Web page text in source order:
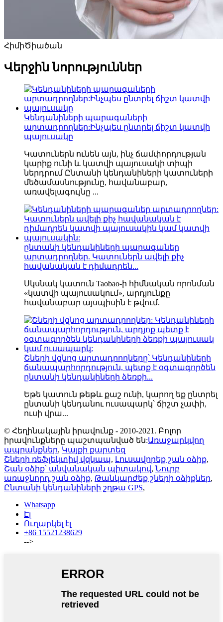
ՀիմիԾիածան
Վերջին նորություններ
Կենդանիների պարագաների
արտադրողներ:Ինչպես ընտրել ճիշտ կատվի
պայուսակը
Կատուներն ունեն այն, ինչ ճամփորդության
կարիք ունի և կատվի պայուսակի տիպի
ներդրում Ընտանի կենդանիների կատուների
մեծամասնությունը, հավանաբար,
առավելագույնը ...
ընտանի կենդանիների պարագաներ
արտադրողներ. Կատուներն ավելի քիչ
հավանական է դիմադրեն...
Սկսնակ կատուն Taobao-ի հիմնական որոնման
«կատվի պայուսակում», արդյունքը
հավանաբար այսպիսին է թվում.
Շների վզնոց արտադրողները՝ Կենդանիների
ճանապարհորդություն, պետք է օգտագործեն
ընտանի կենդանիների ձեռքի...
Եթե ​​կատուն թեթև քաշ ունի, կարող եք ընտրել
ընտանի կենդանու ուսապարկ՝ ճիշտ չափի,
ուսի վրա...
© Հեղինակային իրավունք - 2010-2021. Բոլոր
իրավունքները պաշտպանված են:Առաջարկվող
ապրանքներ, Կայքի քարտեզ
Շների ռեֆլեկտիվ վզկապ, Լուսավորեք շան օձիք,
Շան օձիք՝ անվանական պիտակով, Նուրբ
առաջնորդ շան օձիք, Թանկարժեք շների օձիքներ,
Ընտանի կենդանիների շղթա GPS,
Whatsapp
Էլ
Ուղարկել էլ
+86 15521238629
-->